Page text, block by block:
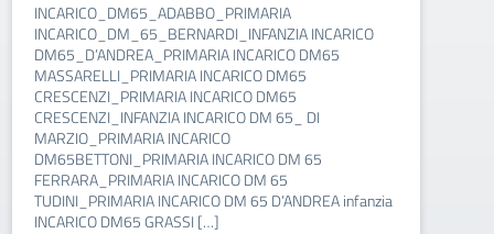
INCARICO_DM65_ADABBO_PRIMARIA
INCARICO_DM_65_BERNARDI_INFANZIA INCARICO
DM65_D’ANDREA_PRIMARIA INCARICO DM65
MASSARELLI_PRIMARIA INCARICO DM65
CRESCENZI_PRIMARIA INCARICO DM65
CRESCENZI_INFANZIA INCARICO DM 65_ DI
MARZIO_PRIMARIA INCARICO
DM65BETTONI_PRIMARIA INCARICO DM 65
FERRARA_PRIMARIA INCARICO DM 65
TUDINI_PRIMARIA INCARICO DM 65 D’ANDREA infanzia
INCARICO DM65 GRASSI […]